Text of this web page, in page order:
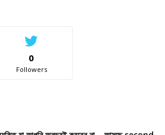
0
Followers